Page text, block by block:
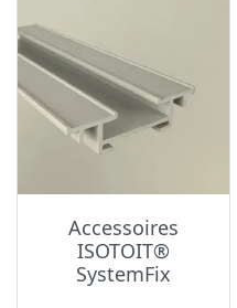
Accessoires
ISOTOIT®
SystemFix